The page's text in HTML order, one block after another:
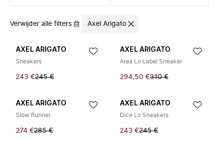
Verwijder alle filters Axel Arigato
AXEL ARIGATO
Sneakers
243 €245 €
AXEL ARIGATO
Area Lo Label Sneaker
294,50 €310 €
AXEL ARIGATO
Slow Runner
274 €285 €
AXEL ARIGATO
Dice Lo Sneakers
243 €245 €